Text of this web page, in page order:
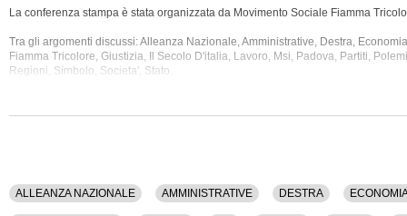
La conferenza stampa è stata organizzata da Movimento Sociale Fiamma
Tra gli argomenti discussi: Alleanza Nazionale, Amministrative, Destra,
Fiamma Tricolore, Giustizia, Il Secolo D'italia, Lavoro, Msi, Padova, Partiti,
Regioni, Simbolo, Societa', Stato.
ALLEANZA NAZIONALE AMMINISTRATIVE DESTRA